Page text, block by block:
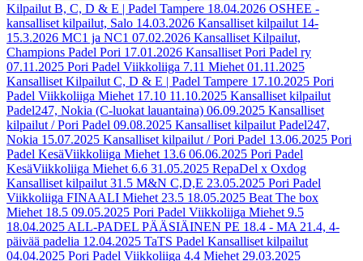
Kilpailut B, C, D & E | Padel Tampere 18.04.2026 OSHEE -
kansalliset kilpailut, Salo 14.03.2026 Kansalliset kilpailut 14-
15.3.2026 MC1 ja NC1 07.02.2026 Kansalliset Kilpailut,
Champions Padel Pori 17.01.2026 Kansalliset Pori Padel ry
07.11.2025 Pori Padel Viikkoliiga 7.11 Miehet 01.11.2025
Kansalliset Kilpailut C, D & E | Padel Tampere 17.10.2025 Pori
Padel Viikkoliiga Miehet 17.10 11.10.2025 Kansalliset kilpailut
Padel247, Nokia (C-luokat lauantaina) 06.09.2025 Kansalliset
kilpailut / Pori Padel 09.08.2025 Kansalliset kilpailut Padel247,
Nokia 15.07.2025 Kansalliset kilpailut / Pori Padel 13.06.2025 Pori
Padel KesäViikkoliiga Miehet 13.6 06.06.2025 Pori Padel
KesäViikkoliiga Miehet 6.6 31.05.2025 RepaDel x Oxdog
Kansalliset kilpailut 31.5 M&N C,D,E 23.05.2025 Pori Padel
Viikkoliiga FINAALI Miehet 23.5 18.05.2025 Beat The box
Miehet 18.5 09.05.2025 Pori Padel Viikkoliiga Miehet 9.5
18.04.2025 ALL-PADEL PÄÄSIÄINEN PE 18.4 - MA 21.4, 4-
päivää padelia 12.04.2025 TaTS Padel Kansalliset kilpailut
04.04.2025 Pori Padel Viikkoliiga 4.4 Miehet 29.03.2025